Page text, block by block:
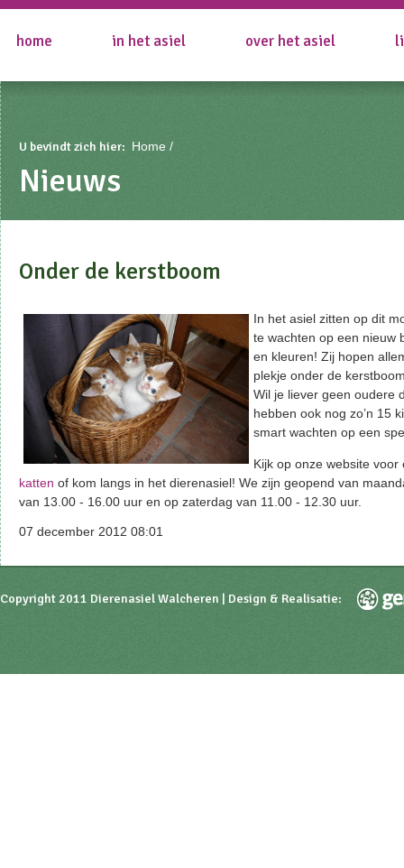
home in het asiel over het asiel
U bevindt zich hier: Home
Nieuws
Onder de kerstboom
In het asiel zitten op dit
te wachten op een nieuw
en kleuren! Zij hopen
plekje onder de
Wil je liever geen oudere
hebben ook nog zo’n 15
smart wachten op een
Kijk op onze website
katten of kom langs in het dierenasiel! We zijn geopend van
van 13.00 - 16.00 uur en op zaterdag van 11.00 - 12.30 uur.
07 december 2012 08:01
Copyright 2011 Dierenasiel Walcheren | Design & Realisatie: